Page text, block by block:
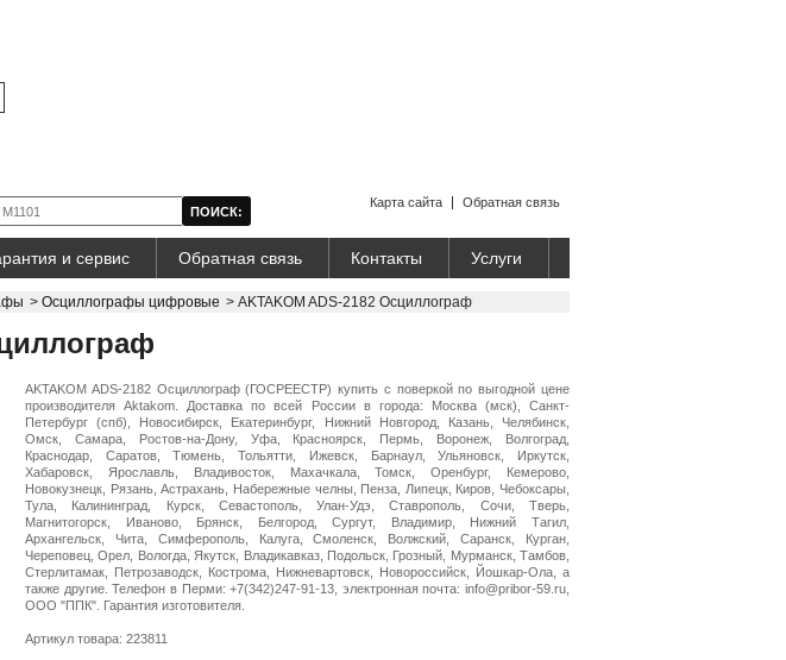
Обратная связь
Карта сайта
и сервис Обратная связь Контакты Услуги
> Осциллографы цифровые > AKTAKOM ADS-2182 Осциллограф
AKTAKOM ADS-2182 Осциллограф (ГОСРЕЕСТР) купить с поверкой по выгодной цене
производителя Aktakom. Доставка по всей России в города: Москва (мск), Санкт-
Петербург (спб), Новосибирск, Екатеринбург, Нижний Новгород, Казань, Челябинск,
Омск, Самара, Ростов-на-Дону, Уфа, Красноярск, Пермь, Воронеж, Волгоград,
Краснодар, Саратов, Тюмень, Тольятти, Ижевск, Барнаул, Ульяновск, Иркутск,
Хабаровск, Ярославль, Владивосток, Махачкала, Томск, Оренбург, Кемерово,
Новокузнецк, Рязань, Астрахань, Набережные челны, Пенза, Липецк, Киров, Чебоксары,
Тула, Калининград, Курск, Севастополь, Улан-Удэ, Ставрополь, Сочи, Тверь,
Магнитогорск, Иваново, Брянск, Белгород, Сургут, Владимир, Нижний Тагил,
Архангельск, Чита, Симферополь, Калуга, Смоленск, Волжский, Саранск, Курган,
Череповец, Орел, Вологда, Якутск, Владикавказ, Подольск, Грозный, Мурманск, Тамбов,
Стерлитамак, Петрозаводск, Кострома, Нижневартовск, Новороссийск, Йошкар-Ола, а
также другие. Телефон в Перми: +7(342)247-91-13, электронная почта: info@pribor-59.ru,
ООО "ППК". Гарантия изготовителя.
Артикул товара: 223811